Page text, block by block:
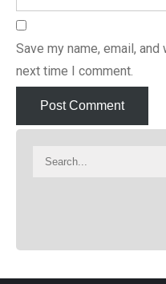
Save my name, email,
next time I comment.